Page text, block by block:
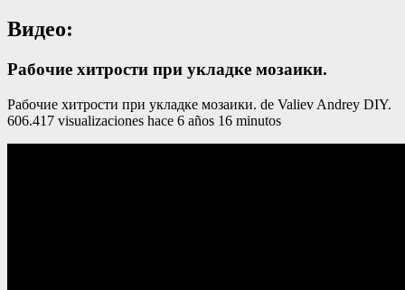
Видео:
Рабочие хитрости при укладке мозаики.
Рабочие хитрости при укладке мозаики. de Valiev Andrey DIY.
606.417 visualizaciones hace 6 años 16 minutos